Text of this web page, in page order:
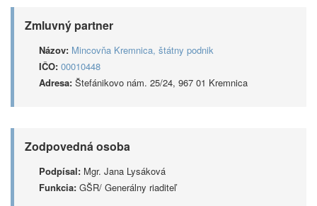
Zmluvný partner
Názov: Mincovňa Kremnica, štátny podnik
IČO: 00010448
Adresa: Štefánikovo nám. 25/24, 967 01 Kremnica
Zodpovedná osoba
Podpísal: Mgr. Jana Lysáková
Funkcia: GŠR/ Generálny riaditeľ